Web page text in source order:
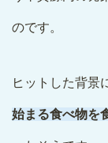
のです。
ヒットした背景
始まる食べ物を